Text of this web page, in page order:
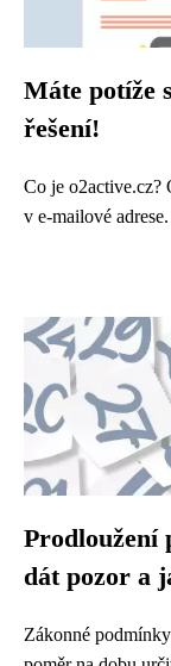
Máte potíže
řešení!
Co je o2active.cz?
v e-mailové
Prodloužení
dát pozor a
Zákonné